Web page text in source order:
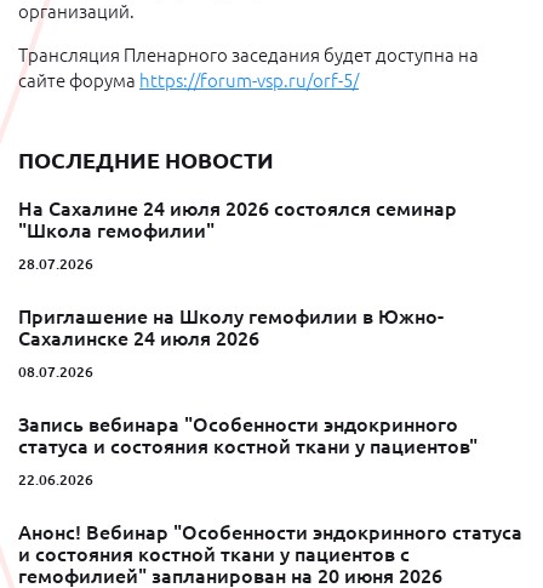
организаций.
Трансляция Пленарного заседания будет доступна на
сайте форума https://forum-vsp.ru/orf-5/
ПОСЛЕДНИЕ НОВОСТИ
На Сахалине 24 июля 2026 состоялся семинар
"Школа гемофилии"
28.07.2026
Приглашение на Школу гемофилии в Южно-
Сахалинске 24 июля 2026
08.07.2026
Запись вебинара "Особенности эндокринного
статуса и состояния костной ткани у пациентов"
22.06.2026
Анонс! Вебинар "Особенности эндокринного статуса
и состояния костной ткани у пациентов с
гемофилией" запланирован на 20 июня 2026